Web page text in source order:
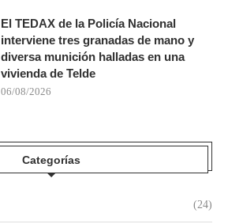
El TEDAX de la Policía Nacional
interviene tres granadas de mano y
diversa munición halladas en una
vivienda de Telde
06/08/2026
Categorías
(24)